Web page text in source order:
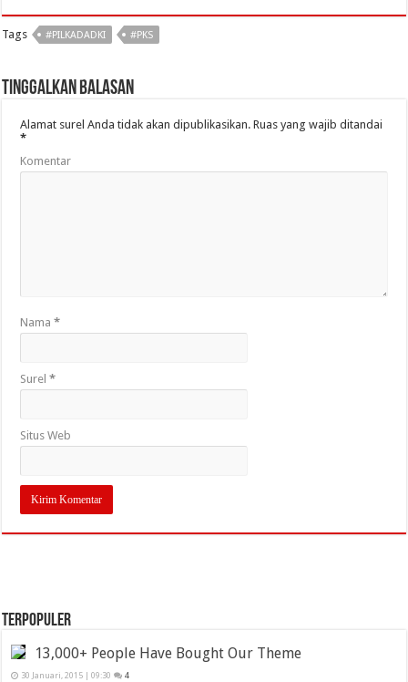
Tags #PILKADADKI #PKS
Tinggalkan Balasan
Alamat surel Anda tidak akan dipublikasikan. Ruas yang wajib ditandai
*
Komentar
Nama*
Surel*
Situs Web
TERPOPULER
13,000+ People Have Bought Our Theme
30 Januari, 2015 | 09:30 4